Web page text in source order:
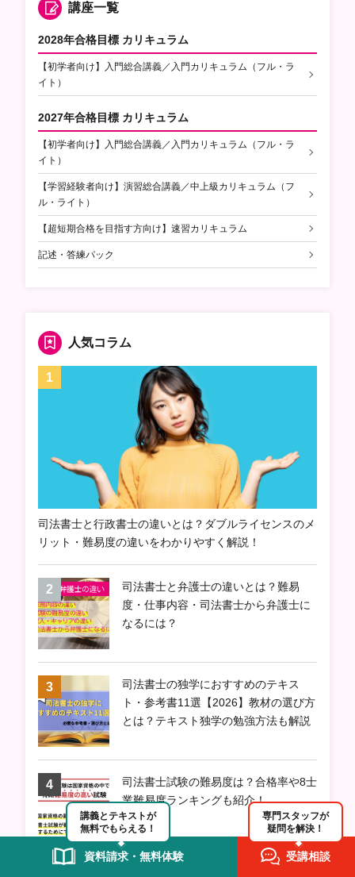
講座一覧
2028年合格目標 カリキュラム
【初学者向け】入門総合講義／入門カリキュラム（フル・ラ
イト）
2027年合格目標 カリキュラム
【初学者向け】入門総合講義／入門カリキュラム（フル・ラ
イト）
【学習経験者向け】演習総合講義／中上級カリキュラム（フ
ル・ライト）
【超短期合格を目指す方向け】速習カリキュラム
記述・答練パック
人気コラム
司法書士と行政書士の違いとは？ダブルライセンスのメ
リット・難易度の違いをわかりやすく解説！
司法書士と弁護士の違いとは？難易
度・仕事内容・司法書士から弁護士に
なるには？
司法書士の独学におすすめのテキス
ト・参考書11選【2026】教材の選び方
とは？テキスト独学の勉強方法も解説
司法書士試験の難易度は？合格率や8士
業難易度ランキングも紹介！
講義とテキストが
無料でもらえる！
資料請求・無料体験
専門スタッフが
疑問を解決！
受講相談